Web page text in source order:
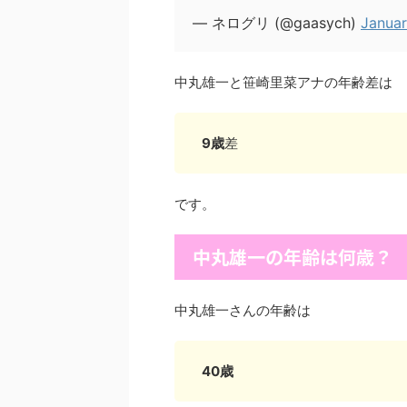
— ネログリ (@gaasych)
中丸雄一と笹崎里菜アナの年齢差は
9歳差
です。
中丸雄一の年齢は何歳？
中丸雄一さんの年齢は
40歳